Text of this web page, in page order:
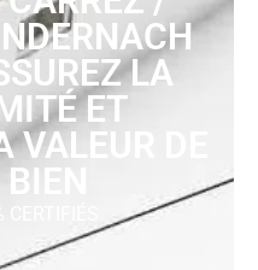
LA
ET
DE